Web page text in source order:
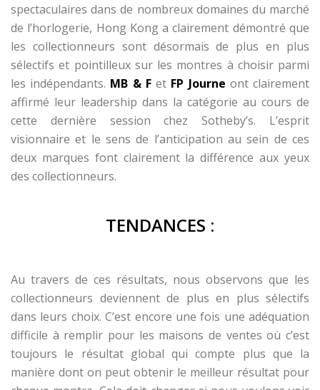
spectaculaires dans de nombreux domaines du marché
de l’horlogerie, Hong Kong a clairement démontré que
les collectionneurs sont désormais de plus en plus
sélectifs et pointilleux sur les montres à choisir parmi
les indépendants. MB & Fet FP Journe ont clairement
affirmé leur leadership dans la catégorie au cours de
cette dernière session chez Sotheby’s. L’esprit
visionnaire et le sens de l’anticipation au sein de ces
deux marques font clairement la différence aux yeux
des collectionneurs.
TENDANCES :
Au travers de ces résultats, nous observons que les
collectionneurs deviennent de plus en plus sélectifs
dans leurs choix. C’est encore une fois une adéquation
difficile à remplir pour les maisons de ventes où c’est
toujours le résultat global qui compte plus que la
manière dont on peut obtenir le meilleur résultat pour